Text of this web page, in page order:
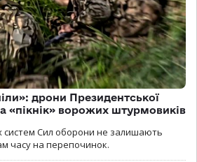
дрони Президентської
«пікнік» ворожих штурмовиків
систем Сил оборони не залишають
часу на перепочинок.